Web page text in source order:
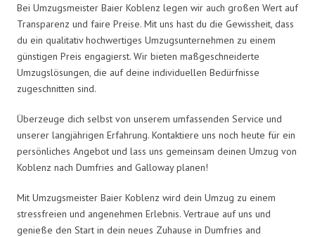
Bei Umzugsmeister Baier Koblenz legen wir auch großen Wert auf
Transparenz und faire Preise. Mit uns hast du die Gewissheit, dass
du ein qualitativ hochwertiges Umzugsunternehmen zu einem
günstigen Preis engagierst. Wir bieten maßgeschneiderte
Umzugslösungen, die auf deine individuellen Bedürfnisse
zugeschnitten sind.
Überzeuge dich selbst von unserem umfassenden Service und
unserer langjährigen Erfahrung. Kontaktiere uns noch heute für ein
persönliches Angebot und lass uns gemeinsam deinen Umzug von
Koblenz nach Dumfries and Galloway planen!
Mit Umzugsmeister Baier Koblenz wird dein Umzug zu einem
stressfreien und angenehmen Erlebnis. Vertraue auf uns und
genieße den Start in dein neues Zuhause in Dumfries and